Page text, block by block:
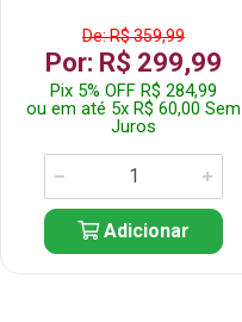
De: R$ 359,99
Por: R$ 299,99
Pix 5% OFF R$ 284,99
ou em até 5x R$ 60,00 Sem
Juros
Adicionar